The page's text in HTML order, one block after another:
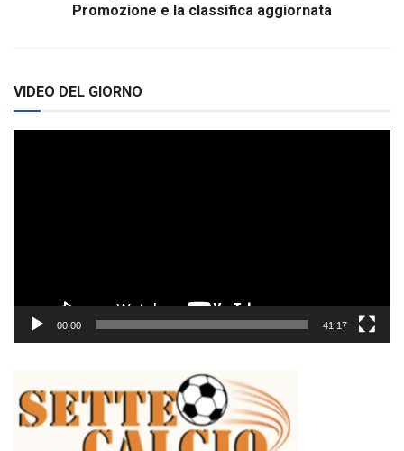
Promozione e la classifica aggiornata
VIDEO DEL GIORNO
00:00 41:17